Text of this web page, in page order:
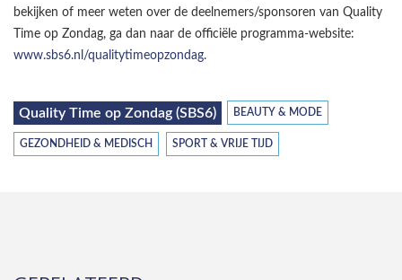
bekijken of meer weten over de deelnemers/sponsoren van Quality
Time op Zondag, ga dan naar de officiële programma-website:
www.sbs6.nl/qualitytimeopzondag.
Quality Time op Zondag (SBS6) BEAUTY & MODE
GEZONDHEID & MEDISCH SPORT & VRIJE TIJD